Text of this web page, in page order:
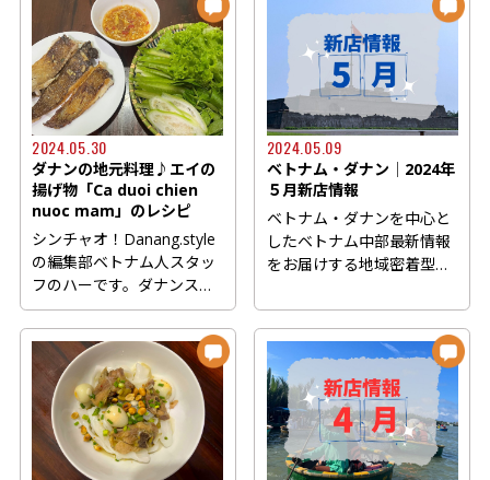
2024.05.30
ダナンの地元料理♪エイの
揚げ物「Ca duoi chien
nuoc mam」のレシピ
シンチャオ！Danang.style
の編集部ベトナム人スタッ
フのハーです。ダナンスタ
イルでは毎月一回、ベトナ
ム...
2024.05.09
ベトナム・ダナン│2024年
５月新店情報
ベトナム・ダナンを中心と
したベトナム中部最新情報
をお届けする地域密着型の
Danang.style...